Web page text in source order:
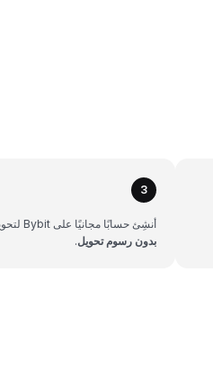
3
أنشِئ حسابًا مجانيًا على Bybit لتحويل TRX أو شرائها أو بيعها أو تداوُلها
بدون رسوم تحويل.